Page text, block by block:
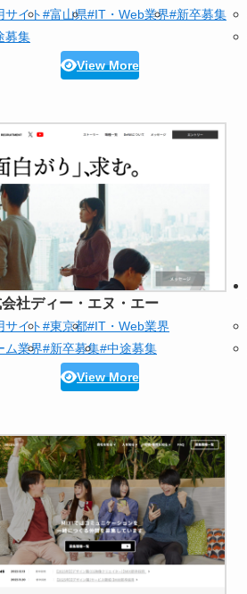
サイト#富山県#IT・Web業界#新卒募集
募集
View More
社ディー・エヌ・エー
サイト#東京都#IT・Web業界
ム業界#新卒募集#中途募集
View More